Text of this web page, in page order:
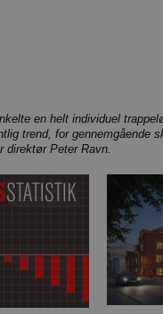
en helt individuel
trend, for gennemgående
direktør Peter Ravn.